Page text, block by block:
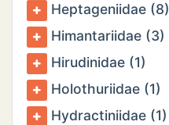
Heptageniidae (8)
Himantariidae (3)
Hirudinidae (1)
Holothuriidae (1)
Hydractiniidae (1)